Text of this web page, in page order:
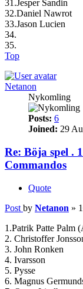
31.Jesper Sandin
32.Daniel Nawrot
33.Jason Lucien
34.
35.
Top
Netanon
Nykomling
Posts: 6
Joined: 29
Re: Böja spel .
Commandos
Quote
Post by Netanon »
1.Patrik Patte Palm
2. Christoffer
3. John Ronken
4. Ivarsson
5. Pysse
6. Magnus